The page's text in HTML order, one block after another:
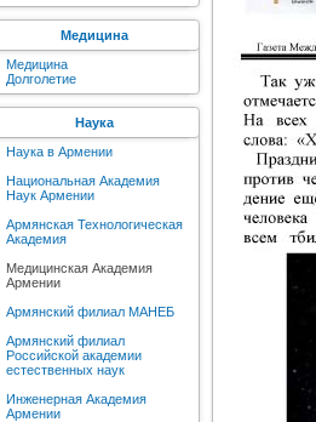
Медицина
Медицина
Долголетие
Наука
Наука в Армении
Национальная Академия
Наук Армении
Армянская Технологическая
Академия
Медицинская Академия
Армении
Армянский филиал МАНЕБ
Армянский филиал
Российской академии
естественных наук
Инженерная Академия
Армении